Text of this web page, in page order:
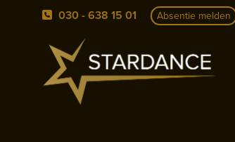
030 - 638 15 01 Absentie melden